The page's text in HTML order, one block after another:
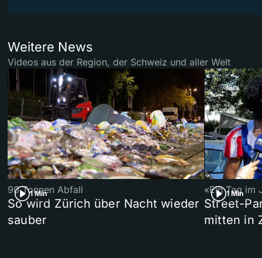
Weitere News
Videos aus der Region, der Schweiz und aller Welt
1 Min
90 Tonnen Abfall
So wird Zürich über Nacht wieder
sauber
1 Min
«Ein Tag im
Street-
mitten in